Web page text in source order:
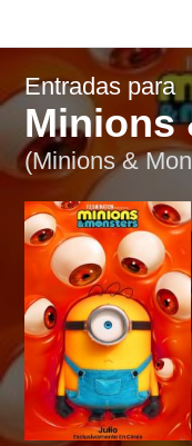
Entradas para
Minions
(Minions &